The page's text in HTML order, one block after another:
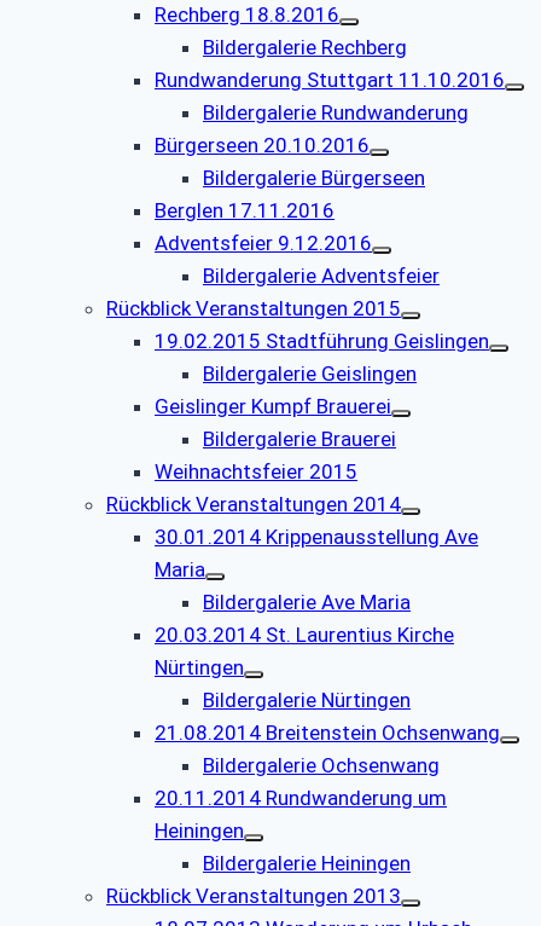
Rechberg 18.8.2016
Bildergalerie Rechberg
Rundwanderung Stuttgart 11.10.2016
Bildergalerie Rundwanderung
Bürgerseen 20.10.2016
Bildergalerie Bürgerseen
Berglen 17.11.2016
Adventsfeier 9.12.2016
Bildergalerie Adventsfeier
Rückblick Veranstaltungen 2015
19.02.2015 Stadtführung Geislingen
Bildergalerie Geislingen
Geislinger Kumpf Brauerei
Bildergalerie Brauerei
Weihnachtsfeier 2015
Rückblick Veranstaltungen 2014
30.01.2014 Krippenausstellung Ave
Maria
Bildergalerie Ave Maria
20.03.2014 St. Laurentius Kirche
Nürtingen
Bildergalerie Nürtingen
21.08.2014 Breitenstein Ochsenwang
Bildergalerie Ochsenwang
20.11.2014 Rundwanderung um
Heiningen
Bildergalerie Heiningen
Rückblick Veranstaltungen 2013